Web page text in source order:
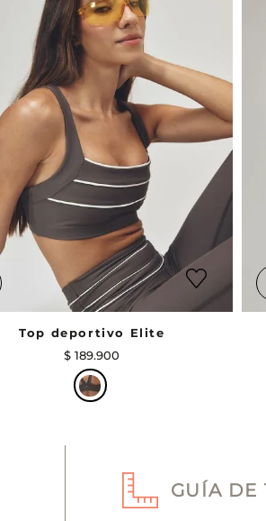
Top deportivo Elite
$ 189.900
GUÍA DE